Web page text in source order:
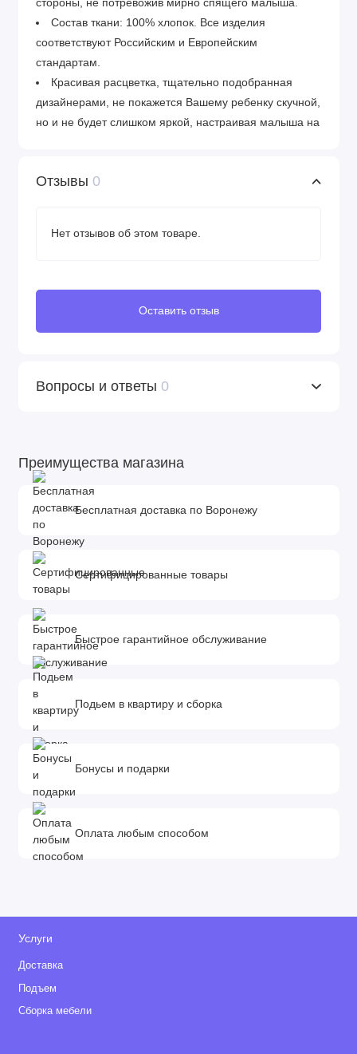
стороны, не потревожив мирно спящего малыша.
Состав ткани: 100% хлопок. Все изделия
соответствуют Российским и Европейским
стандартам.
Красивая расцветка, тщательно подобранная
дизайнерами, не покажется Вашему ребенку скучной,
но и не будет слишком яркой, настраивая малыша на
приятно освежает, а в холодное время задерживает
Постельное белье AmaroBaby просто в уходе,
Отзывы 0
Нет отзывов об этом товаре.
Оставить отзыв
Вопросы и ответы 0
Преимущества магазина
Бесплатная доставка по Воронежу
Сертифицированные товары
Быстрое гарантийное обслуживание
Подьем в квартиру и сборка
Бонусы и подарки
Оплата любым способом
Услуги
Доставка
Подъем
Сборка мебели